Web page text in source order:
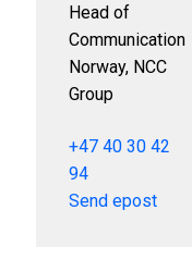
Head of
Communication
Norway, NCC
Group
+47 40 30 42
94
Send epost